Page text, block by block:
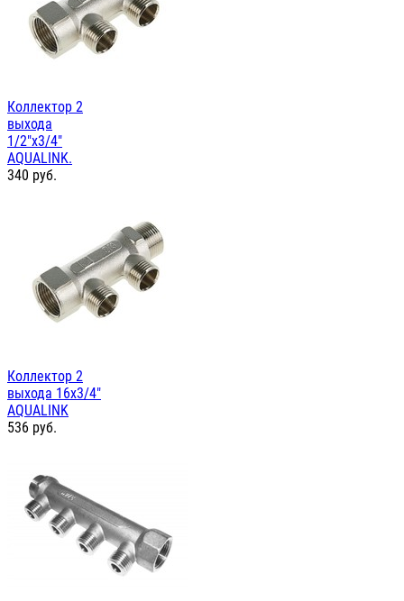
Коллектор 2
выхода
1/2"х3/4"
AQUALINK.
340 руб.
Коллектор 2
выхода 16х3/4"
AQUALINK
536 руб.